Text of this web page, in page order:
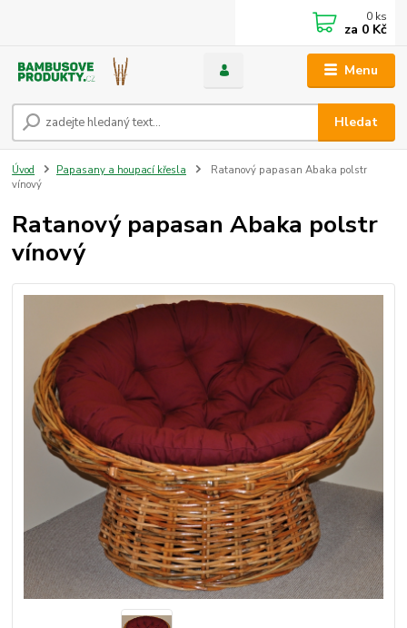
Menu
Hledat
0 ks
za 0 Kč
Úvod Papasany a houpací křesla
Ratanový papasan Abaka polstr
vínový
Ratanový papasan Abaka polstr
vínový